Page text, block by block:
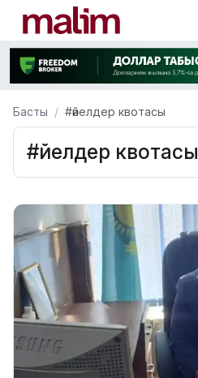
Басты #әйелдер квотасы
#әйелдер квотасы